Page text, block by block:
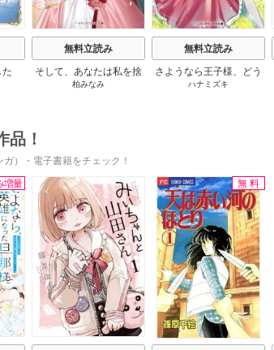
た
無料立読み
そして、あなたは私を捨
てる
柏みなみ
無料立読み
さようなら王子様、どう
か私のことは忘れてくだ
ハナミズキ
品！
）・電子書籍をチェック！
増量 無料